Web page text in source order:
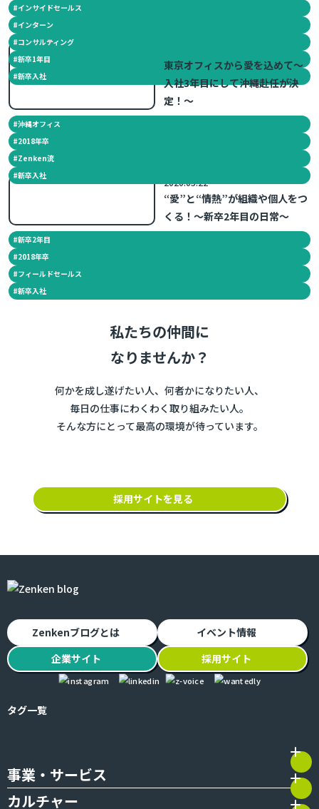
#インサイドセールス
#インターン
#コンサルティング
#新卒1年目
#新卒入社
東京オフィスから愛を込めて〜
入社3年目にして沖縄赴任が決
定！〜
#沖縄オフィス
#2018年卒
#Zenken流
#新卒入社
“愛”と“情熱”が組織や個人をつ
くる！～新卒2年目の日常～
2020.05.22
#新卒2年目
#2018年卒
#フィールドセールス
#新卒入社
私たちの仲間に
なりませんか？
何かを成し遂げたい人、何者かになりたい人、
毎日の仕事にわくわく取り組みたい人。
そんな方にとって最高の環境が待っています。
採用サイトを見る
Zenkenブログとは
イベント情報
企業サイト 採用サイト
タグ一覧
事業・サービス
カルチャー